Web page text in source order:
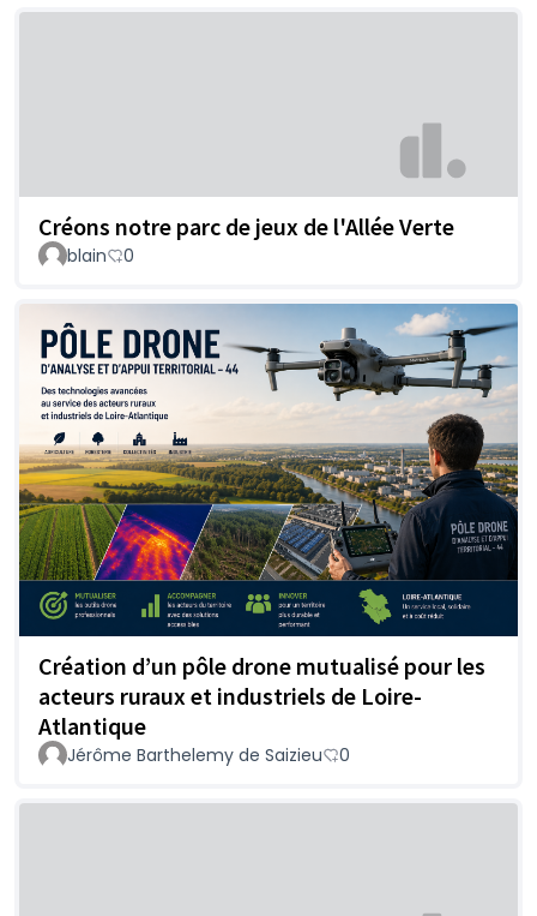
Créons notre parc de jeux de l'Allée Verte
blain 0
Création d’un pôle drone mutualisé pour les
acteurs ruraux et industriels de Loire-
Atlantique
Jérôme Barthelemy de Saizieu 0